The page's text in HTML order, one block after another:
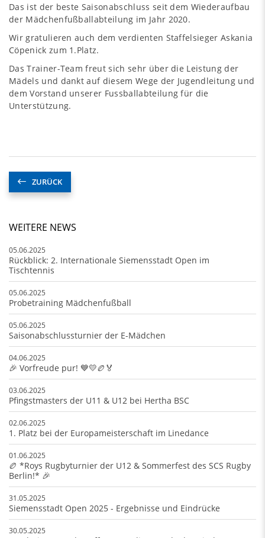
Das ist der beste Saisonabschluss seit dem Wiederaufbau
der Mädchenfußballabteilung im Jahr 2020.
Wir gratulieren auch dem verdienten Staffelsieger Askania
Cöpenick zum 1.Platz.
Das Trainer-Team freut sich sehr über die Leistung der
Mädels und dankt auf diesem Wege der Jugendleitung und
dem Vorstand unserer Fussballabteilung für die
Unterstützung.
ZURÜCK
WEITERE NEWS
05.06.2025
Rückblick: 2. Internationale Siemensstadt Open im
Tischtennis
05.06.2025
Probetraining Mädchenfußball
05.06.2025
Saisonabschlussturnier der E-Mädchen
04.06.2025
🎉 Vorfreude pur! 💙💛🏉🏅
03.06.2025
Pfingstmasters der U11 & U12 bei Hertha BSC
02.06.2025
1. Platz bei der Europameisterschaft im Linedance
01.06.2025
🏉 *Roys Rugbyturnier der U12 & Sommerfest des SCS Rugby
Berlin!* 🎉
31.05.2025
Siemensstadt Open 2025 - Ergebnisse und Eindrücke
30.05.2025